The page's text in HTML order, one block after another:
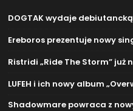
DOGTAK wydaje
Ereboros prezentuje nowy
Ristridi „Ride The Storm” już
LUFEH i ich nowy album
Shadowmare powraca z